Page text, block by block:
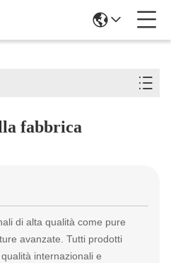
fabbrica
di alta qualità come pure
avanzate. Tutti prodotti
internazionali e